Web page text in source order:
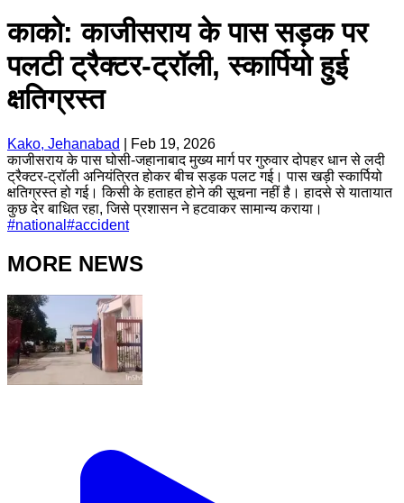
काको: काजीसराय के पास सड़क पर
पलटी ट्रैक्टर-ट्रॉली, स्कार्पियो हुई
क्षतिग्रस्त
Kako, Jehanabad
Feb 19, 2026
काजीसराय के पास घोसी-जहानाबाद मुख्य मार्ग पर गुरुवार दोपहर धान से लदी
ट्रैक्टर-ट्रॉली अनियंत्रित होकर बीच सड़क पलट गई। पास खड़ी स्कार्पियो
क्षतिग्रस्त हो गई। किसी के हताहत होने की सूचना नहीं है। हादसे से यातायात
कुछ देर बाधित रहा, जिसे प्रशासन ने हटवाकर सामान्य कराया।
#national #accident
MORE NEWS